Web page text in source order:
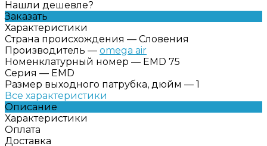
Нашли дешевле?
Заказать
Характеристики
Страна происхождения — Словения
Производитель — omega air
Номенклатурный номер — EMD 75
Серия — EMD
Размер выходного патрубка, дюйм — 1
Все характеристики
Описание
Характеристики
Оплата
Доставка